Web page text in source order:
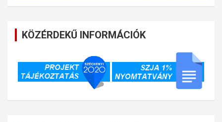
KÖZÉRDEKŰ INFORMÁCIÓK